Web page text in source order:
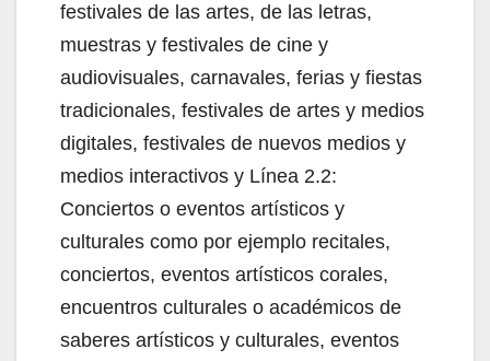
festivales de las artes, de las letras,
muestras y festivales de cine y
audiovisuales, carnavales, ferias y fiestas
tradicionales, festivales de artes y medios
digitales, festivales de nuevos medios y
medios interactivos y Línea 2.2:
Conciertos o eventos artísticos y
culturales como por ejemplo recitales,
conciertos, eventos artísticos corales,
encuentros culturales o académicos de
saberes artísticos y culturales, eventos